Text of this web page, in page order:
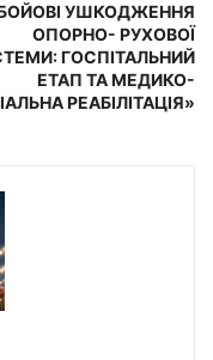
УШКОДЖЕННЯ
ОПОРНО- РУХОВОЇ
ГОСПІТАЛЬНИЙ
ЕТАП ТА МЕДИКО-
РЕАБІЛІТАЦІЯ»